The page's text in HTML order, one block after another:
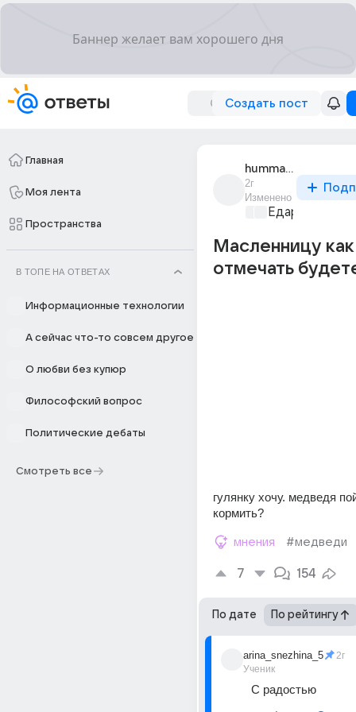
Создать пост
Главная
Моя лента
Пространства
В ТОПЕ НА ОТВЕТАХ
Информационные технологии
А сейчас что-то совсем другое
О любви без купюр
Философский вопрос
Политические дебаты
Смотреть все
hummanity
2г
Изменено
Едариум
Масленницу как
отмечать
гулянку хочу. медведя
кормить?
мнения #медведи
7 154
По дате По рейтингу
arina_snezhina_5
Ученик
2г
С радостью